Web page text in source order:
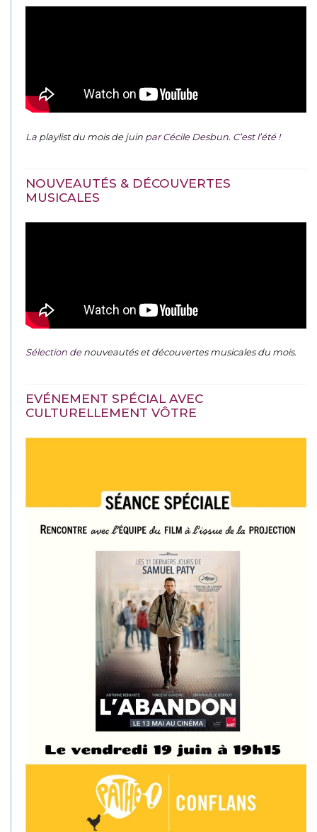
La playlist du mois de juin par Cécile Desbun. C’est l’été !
NOUVEAUTÉS & DÉCOUVERTES
MUSICALES
Sélection denouveautés et découvertes musicales du mois.
EVÉNEMENT SPÉCIAL AVEC
CULTURELLEMENT VÔTRE